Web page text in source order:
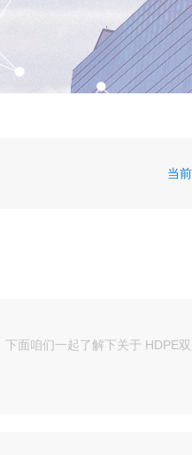
当
面咱们一起了解下关于 HDPE